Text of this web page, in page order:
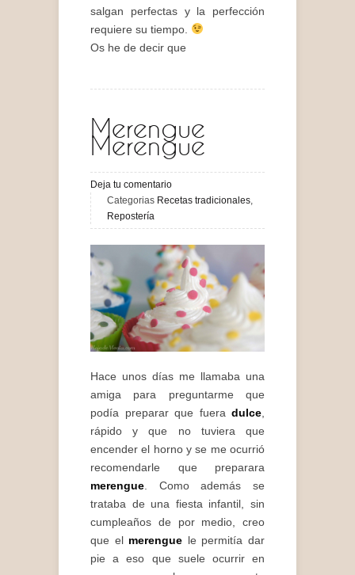
salgan perfectas y la perfección
requiere su tiempo.
Os he de decir que
Merengue
Merengue
Deja tu comentario
Categorias Recetas tradicionales
Repostería
Hace unos días me llamaba una
amiga para preguntarme que
podía preparar que fuera dulce
rápido y que no tuviera que
encender el horno y se me ocurrió
recomendarle que preparara
merengue . Como además se
trataba de una fiesta infantil, sin
cumpleaños de por medio, creo
que el merengue le permitía dar
pie a eso que suele ocurrir en